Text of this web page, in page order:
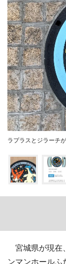
ラプラスとジラーチ
宮城県が現在
ンマンホールふ